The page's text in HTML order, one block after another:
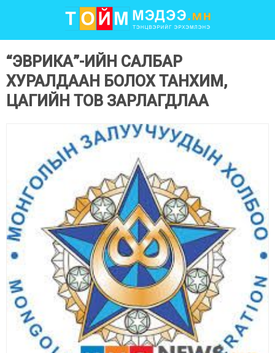
“ЭВРИКА”-ИЙН САЛБАР
ХУРАЛДААН БОЛОХ ТАНХИМ,
ЦАГИЙН ТОВ ЗАРЛАГДЛАА